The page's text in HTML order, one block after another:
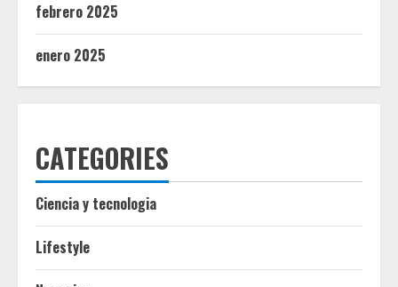
febrero 2025
enero 2025
CATEGORIES
Ciencia y tecnologia
Lifestyle